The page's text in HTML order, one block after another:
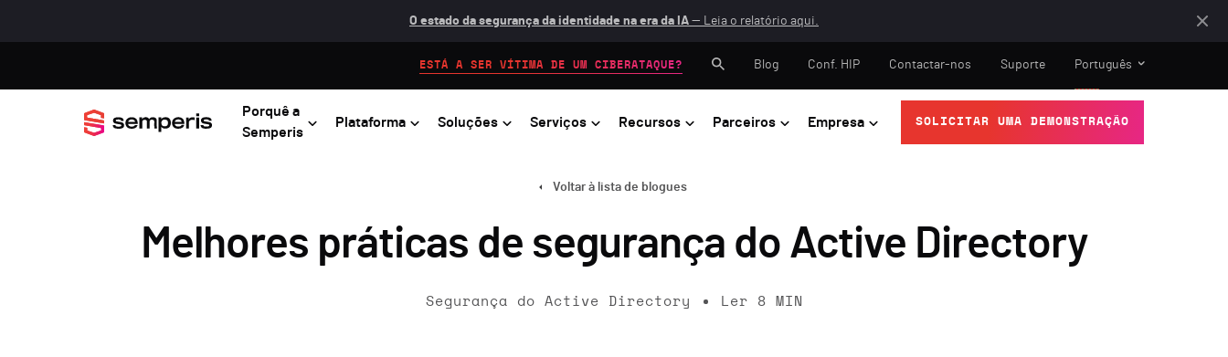
O estado da segurança da identidade na era da IA — Leia o relatório aqui.
Porquê a
Semperis
Plataforma Soluções Serviços Recursos Parceiros Empresa SOLICITAR UMA DEMONSTRAÇÃO
ESTÁ A SER VÍTIMA DE UM CIBERATAQUE? Blog Conf. HIP Contactar-nos Suporte Português
Voltar à lista de blogues
Melhores práticas de segurança do Active Directory
Segurança do Active Directory Ler 8 MIN